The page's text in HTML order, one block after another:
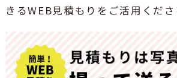
きるWEB見積もりをご活用くださ